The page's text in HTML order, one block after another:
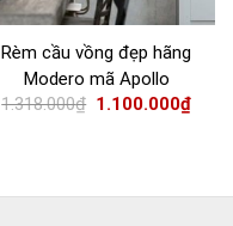
Rèm cầu vồng đẹp hãng
Modero mã Apollo
1.318.000₫ 1.100.000₫